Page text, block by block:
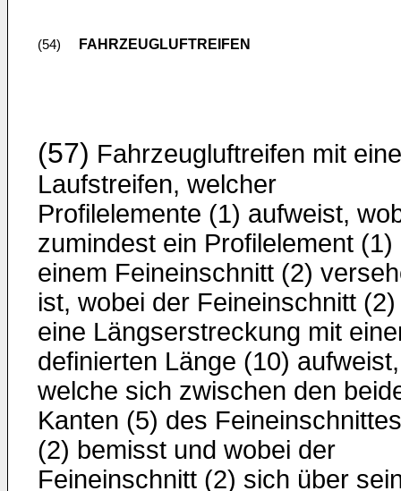
(54) FAHRZEUGLUFTREIFEN
(57) Fahrzeugluftreifen mit
Laufstreifen, welcher
Profilelemente (1) aufweist,
zumindest ein Profilelement (1)
einem Feineinschnitt (2)
ist, wobei der Feineinschnitt (2)
eine Längserstreckung mit
definierten Länge (10) aufweist,
welche sich zwischen den
Kanten (5) des Feineinschnittes
(2) bemisst und wobei der
Feineinschnitt (2) sich über